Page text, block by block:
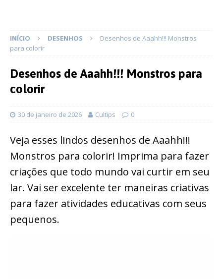
INÍCIO DESENHOS
Desenhos de Aaahh!!! Monstros
para colorir
Desenhos de Aaahh!!! Monstros para
colorir
30 de janeiro de 2026 Cultips 0
Veja esses lindos desenhos de Aaahh!!!
Monstros para colorir! Imprima para fazer
criações que todo mundo vai curtir em seu
lar. Vai ser excelente ter maneiras criativas
para fazer atividades educativas com seus
pequenos.